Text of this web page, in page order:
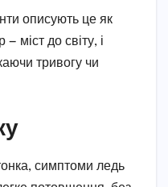
описують це як
міст до світу, і
тривогу чи
симптоми ледь